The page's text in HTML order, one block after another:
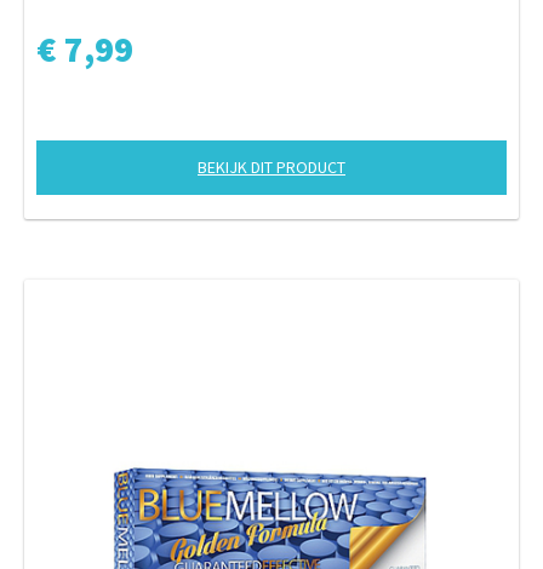
€ 7,99
BEKIJK DIT PRODUCT